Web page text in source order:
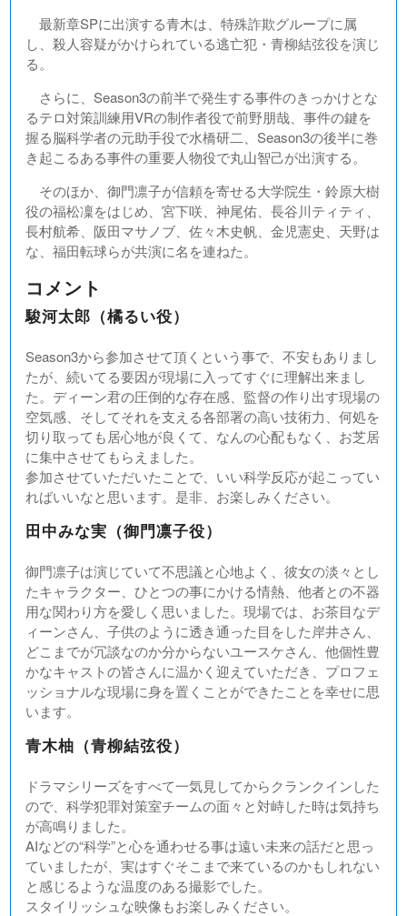
最新章SPに出演する青木は、特殊詐欺グループに属
し、殺人容疑がかけられている逃亡犯・青柳結弦役を演じ
る。
さらに、Season3の前半で発生する事件のきっかけとな
るテロ対策訓練用VRの制作者役で前野朋哉、事件の鍵を
握る脳科学者の元助手役で水橋研二、Season3の後半に巻
き起こるある事件の重要人物役で丸山智己が出演する。
そのほか、御門凛子が信頼を寄せる大学院生・鈴原大樹
役の福松凜をはじめ、宮下咲、神尾佑、長谷川ティティ、
長村航希、阪田マサノブ、佐々木史帆、金児憲史、天野は
な、福田転球らが共演に名を連ねた。
コメント
駿河太郎（橘るい役）
Season3から参加させて頂くという事で、不安もありまし
たが、続いてる要因が現場に入ってすぐに理解出来まし
た。ディーン君の圧倒的な存在感、監督の作り出す現場の
空気感、そしてそれを支える各部署の高い技術力、何処を
切り取っても居心地が良くて、なんの心配もなく、お芝居
に集中させてもらえました。
参加させていただいたことで、いい科学反応が起こってい
ればいいなと思います。是非、お楽しみください。
田中みな実（御門凛子役）
御門凛子は演じていて不思議と心地よく、彼女の淡々とし
たキャラクター、ひとつの事にかける情熱、他者との不器
用な関わり方を愛しく思いました。現場では、お茶目なデ
ィーンさん、子供のように透き通った目をした岸井さん、
どこまでが冗談なのか分からないユースケさん、他個性豊
かなキャストの皆さんに温かく迎えていただき、プロフェ
ッショナルな現場に身を置くことができたことを幸せに思
います。
青木柚（青柳結弦役）
ドラマシリーズをすべて一気見してからクランクインした
ので、科学犯罪対策室チームの面々と対峙した時は気持ち
が高鳴りました。
AIなどの“科学”と心を通わせる事は遠い未来の話だと思っ
ていましたが、実はすぐそこまで来ているのかもしれない
と感じるような温度のある撮影でした。
スタイリッシュな映像もお楽しみください。